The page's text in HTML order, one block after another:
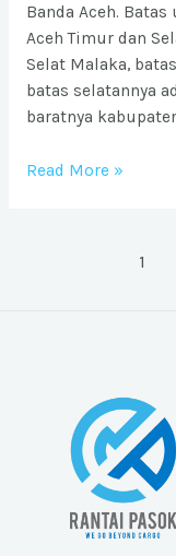
Banda Aceh.
Aceh Timur dan
Selat Malaka,
batas selatannya
baratnya
Ongkos
Read More »
1